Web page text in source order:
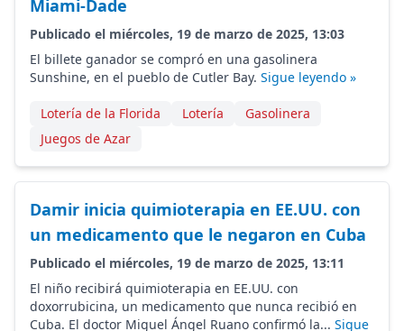
Miami-Dade
Publicado el miércoles, 19 de marzo de 2025, 13:03
El billete ganador se compró en una gasolinera
Sunshine, en el pueblo de Cutler Bay. Sigue leyendo »
Lotería de la Florida Lotería
Gasolinera
Juegos de Azar
Damir inicia quimioterapia en EE.UU. con
un medicamento que le negaron en Cuba
Publicado el miércoles, 19 de marzo de 2025, 13:11
El niño recibirá quimioterapia en EE.UU. con
doxorrubicina, un medicamento que nunca recibió en
Cuba. El doctor Miguel Ángel Ruano confirmó la... Sigue